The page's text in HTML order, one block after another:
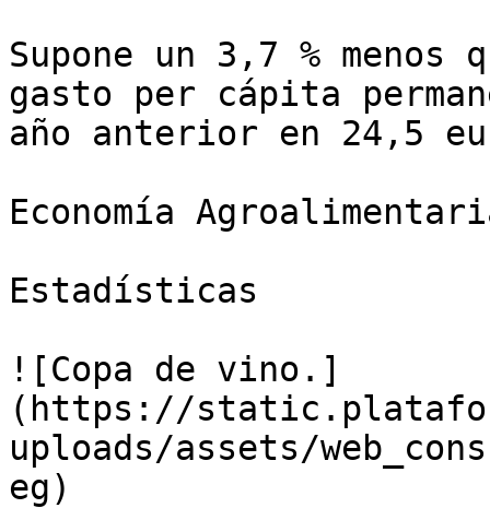
Supone un 3,7 %
gasto per cápita
año anterior en 24,5
Economía
Estadísticas
![Copa de vino.]
(https://
uploads/assets/
eg)